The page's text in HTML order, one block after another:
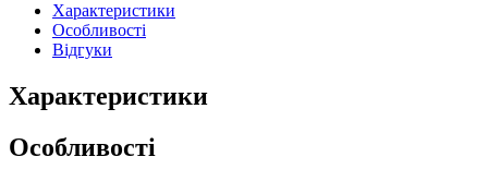
Характеристики
Особливості
Відгуки
Характеристики
Особливості